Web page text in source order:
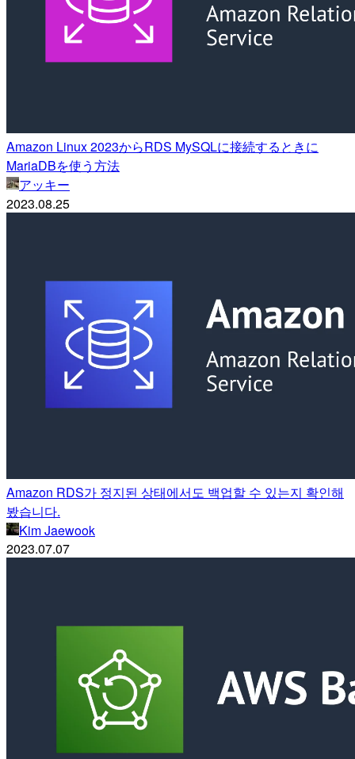
Amazon Linux 2023からRDS MySQLに接続するときに
MariaDBを使う方法
アッキー
2023.08.25
Amazon RDS가 정지된 상태에서도 백업할 수 있는지 확인해
봤습니다.
Kim Jaewook
2023.07.07